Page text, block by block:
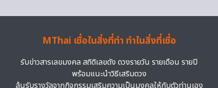
MThai เชื่อในสิ่งที่ทำ ทำในสิ่งที่เชื่อ
รับข่าวสารเลขมงคล สถิติเลขดัง ดวงรายวัน รายเดือน รายปี
พร้อมแนะนำวิธีเสริมดวง
ลุ้นรับรางวัลจากกิจกรรมเสริมความเป็นมงคลให้กับตัวท่านเอง